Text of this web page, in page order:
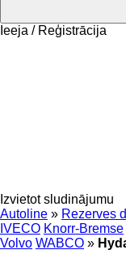
Ieeja / Reģistrācija
Izvietot sludinājumu
Autoline » Rezerves
IVECO Knorr-Bremse
Volvo WABCO »